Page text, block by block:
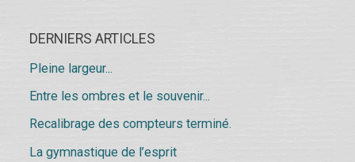
DERNIERS ARTICLES
Pleine largeur...
Entre les ombres et le souvenir...
Recalibrage des compteurs terminé.
La gymnastique de l’esprit